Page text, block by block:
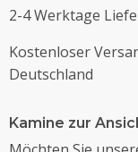
2-4 Werktage
Kostenloser
Deutschland
Kamine zur